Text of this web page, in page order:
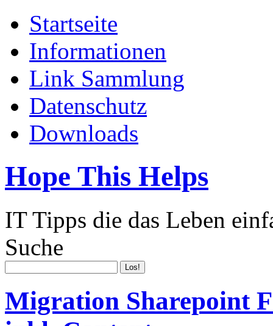
Startseite
Informationen
Link Sammlung
Datenschutz
Downloads
Hope This Helps
IT Tipps die das Leben
Suche
Migration Sharepoint